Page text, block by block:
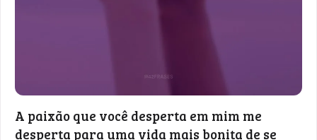
A paixão que você desperta em mim me
desperta para uma vida mais bonita de se